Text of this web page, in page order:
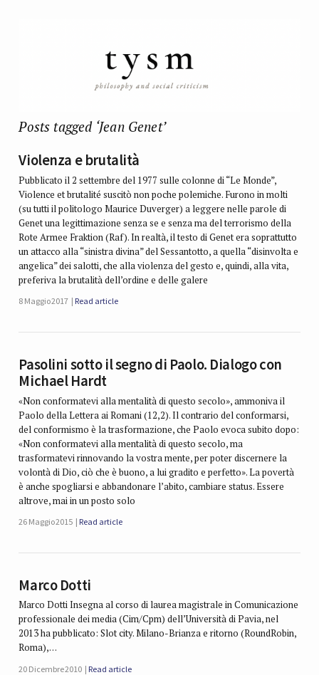
Posts tagged ‘Jean Genet’
Violenza e brutalità
Pubblicato il 2 settembre del 1977 sulle colonne di “Le Monde”,
Violence et brutalité suscitò non poche polemiche. Furono in molti
(su tutti il politologo Maurice Duverger) a leggere nelle parole di
Genet una legittimazione senza se e senza ma del terrorismo della
Rote Armee Fraktion (Raf). In realtà, il testo di Genet era soprattutto
un attacco alla “sinistra divina” del Sessantotto, a quella “disinvolta e
angelica” dei salotti, che alla violenza del gesto e, quindi, alla vita,
preferiva la brutalità dell’ordine e delle galere
8 Maggio 2017 Read article
Pasolini sotto il segno di Paolo. Dialogo con
Michael Hardt
«Non conformatevi alla mentalità di questo secolo», ammoniva il
Paolo della Lettera ai Romani (12,2). Il contrario del conformarsi,
del conformismo è la trasformazione, che Paolo evoca subito dopo:
«Non conformatevi alla mentalità di questo secolo, ma
trasformatevi rinnovando la vostra mente, per poter discernere la
volontà di Dio, ciò che è buono, a lui gradito e perfetto». La povertà
è anche spogliarsi e abbandonare l’abito, cambiare status. Essere
altrove, mai in un posto solo
26 Maggio 2015 Read article
Marco Dotti
Marco Dotti Insegna al corso di laurea magistrale in Comunicazione
professionale dei media (Cim/Cpm) dell’Università di Pavia, nel
2013 ha pubblicato: Slot city. Milano-Brianza e ritorno (RoundRobin,
Roma),…
20 Dicembre 2010 Read article